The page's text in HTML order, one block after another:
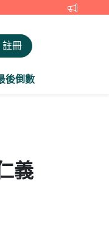
【夢谷
註冊
後倒數
義